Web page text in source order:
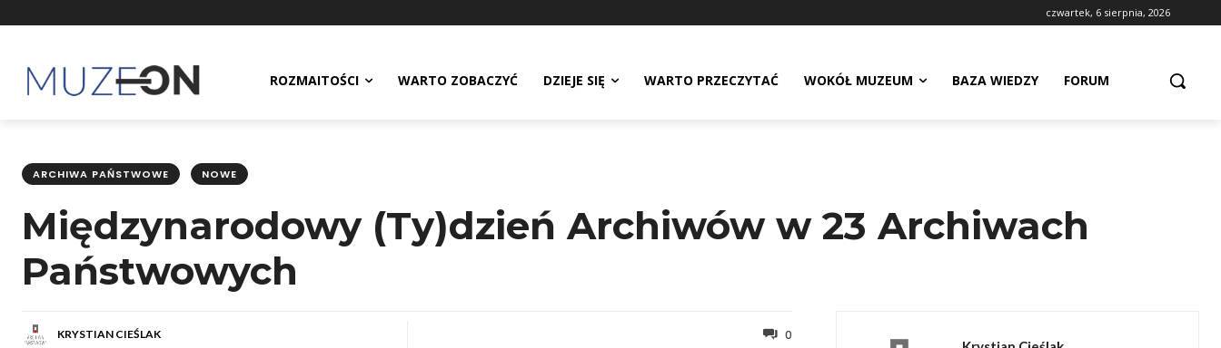
czwartek, 6 sierpnia, 2026
ROZMAITOŚCI WARTO ZOBACZYĆ DZIEJE SIĘ WARTO PRZECZYTAĆ WOKÓŁ MUZEUM BAZA WIEDZY FORUM
ARCHIWA PAŃSTWOWE NOWE
Międzynarodowy (Ty)dzień Archiwów w 23 Archiwach
Państwowych
KRYSTIAN CIEŚLAK 0